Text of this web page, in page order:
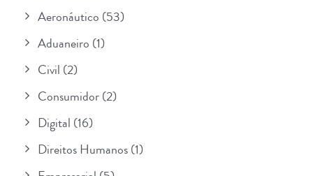
Aeronáutico (53)
Aduaneiro (1)
Civil (2)
Consumidor(2)
Digital (16)
Direitos Humanos(1)